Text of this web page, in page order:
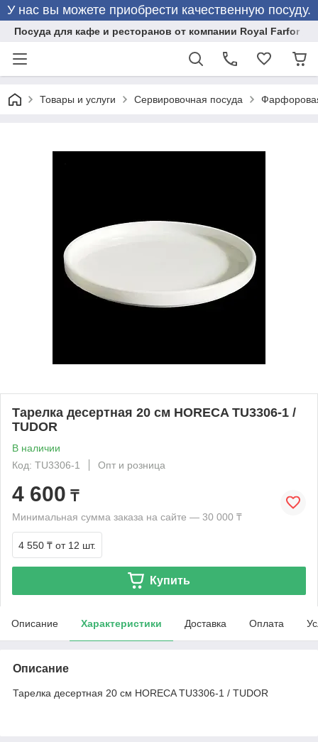
У нас вы можете приобрести качественную посуду.
Посуда для кафе и ресторанов от компании Royal Farfor
Товары и услуги Сервировочная посуда
Тарелка десертная 20 см HORECA TU3306-1 /
TUDOR
В наличии
Код: TU3306-1
Опт и розница
4 600 ₸
Минимальная сумма заказа на сайте — 30 000 ₸
4 550 ₸ от 12 шт.
Купить
Описание Характеристики Доставка Оплата
Описание
Тарелка десертная 20 см HORECA TU3306-1 / TUDOR